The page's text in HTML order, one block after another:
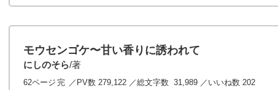
モウセンゴケ〜甘い香りに誘われて
にしのそら/著
62ページ 完 ／PV数 279,122 ／総文字数 31,989 ／いいね数 202